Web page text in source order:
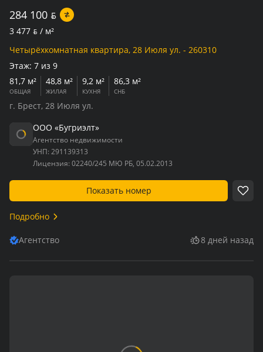
284 100 BYN
3 477 BYN / м²
Четырёхкомнатная квартира, 28 Июля ул. - 260310
Этаж: 7 из 9
81,7 м²
ОБЩАЯ
48,8 м²
ЖИЛАЯ
9,2 м²
КУХНЯ
86,3 м²
СНБ
г. Брест, 28 Июля ул.
ООО «Бугриэлт»
Агентство недвижимости
УНП: 291139313
Лицензия: 02240/245 МЮ РБ, 05.02.2013
Показать номер
Подробно
Агентство 8 дней назад